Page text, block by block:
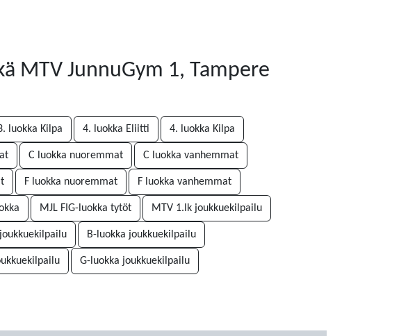
MTV JunnuGym 1, Tampere
luokka Kilpa 4. luokka Eliitti 4. luokka Kilpa
C luokka nuoremmat C luokka vanhemmat
F luokka nuoremmat F luokka vanhemmat
MJL FIG-luokka tytöt MTV 1.lk joukkuekilpailu
B-luokka joukkuekilpailu
G-luokka joukkuekilpailu